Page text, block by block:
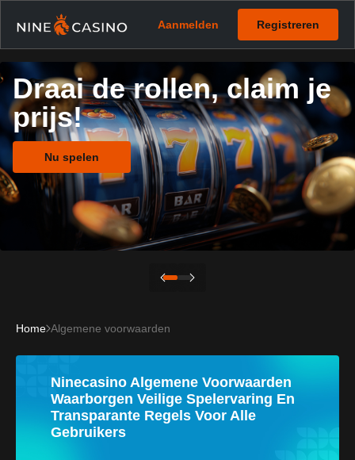
Aanmelden Registreren
Draai de rollen, claim je
prijs!
Nu spelen
Home Algemene voorwaarden
Ninecasino Algemene Voorwaarden
Waarborgen Veilige Spelervaring En
Transparante Regels Voor Alle
Gebruikers